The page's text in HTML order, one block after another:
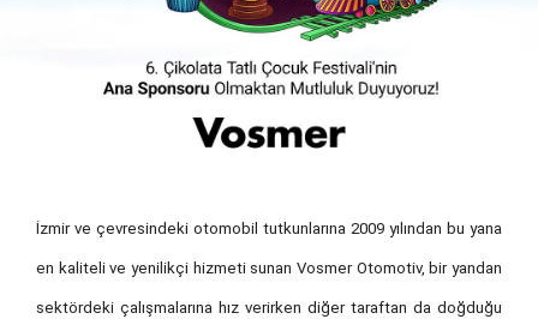
İzmir ve çevresindeki otomobil tutkunlarına 2009 yılından bu yana
en kaliteli ve yenilikçi hizmeti sunan Vosmer Otomotiv, bir yandan
sektördeki çalışmalarına hız verirken diğer taraftan da doğduğu